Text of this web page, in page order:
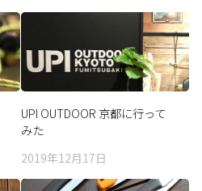
UPI OUTDOOR 京都に行って
みた
2019年12月17日